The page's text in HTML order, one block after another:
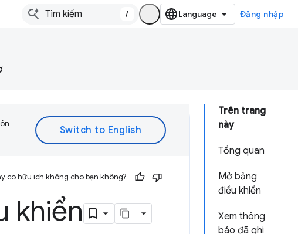
/ Đăng nhập
Trên trang
này
Tổng quan
Mở bảng
điều khiển
Xem thông
báo đã ghi
có hữu ích không cho bạn không?
khiển